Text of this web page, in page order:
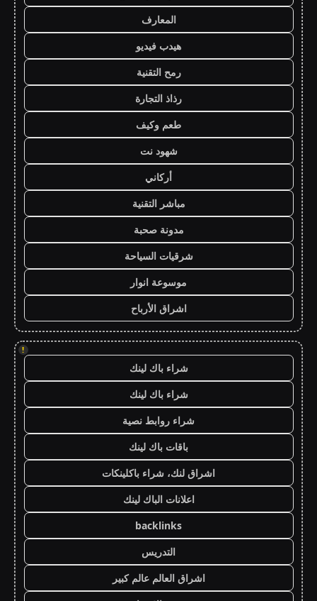
المعارف
هيدب فيديو
رمح التقنية
رذاذ التجارة
طعم وكيف
شهود نت
أركاني
مباشر التقنية
مدونة صحبة
شرقيات السياحة
موسوعة انوار
اشراق الأرباح
!
شراء باك لينك
شراء باك لينك
شراء روابط نصية
باقات باك لينك
اشراق لنك، شراء باكلينكات
اعلانات الباك لينك
backlinks
التدريس
اشراق العالم عالم كبير